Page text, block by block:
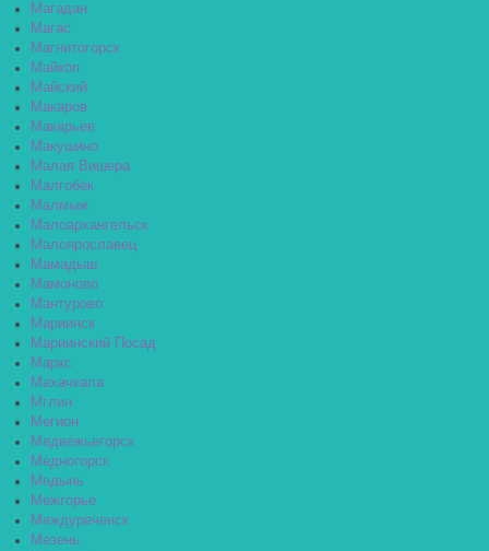
Магадан
Магас
Магнитогорск
Майкоп
Майский
Макаров
Макарьев
Макушино
Малая Вишера
Малгобек
Малмыж
Малоархангельск
Малоярославец
Мамадыш
Мамоново
Мантурово
Мариинск
Мариинский Посад
Маркс
Махачкала
Мглин
Мегион
Медвежьегорск
Медногорск
Медынь
Межгорье
Междуреченск
Мезень